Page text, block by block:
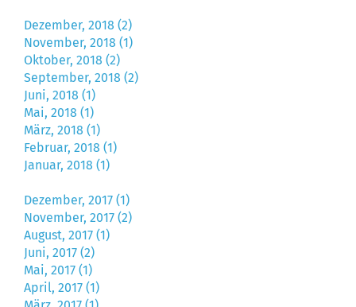
Dezember, 2018 (2)
November, 2018 (1)
Oktober, 2018 (2)
September, 2018 (2)
Juni, 2018 (1)
Mai, 2018 (1)
März, 2018 (1)
Februar, 2018 (1)
Januar, 2018 (1)
Dezember, 2017 (1)
November, 2017 (2)
August, 2017 (1)
Juni, 2017 (2)
Mai, 2017 (1)
April, 2017 (1)